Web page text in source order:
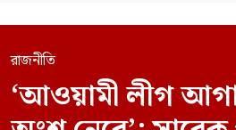
রাজনীতি
‘আওয়ামী লীগ